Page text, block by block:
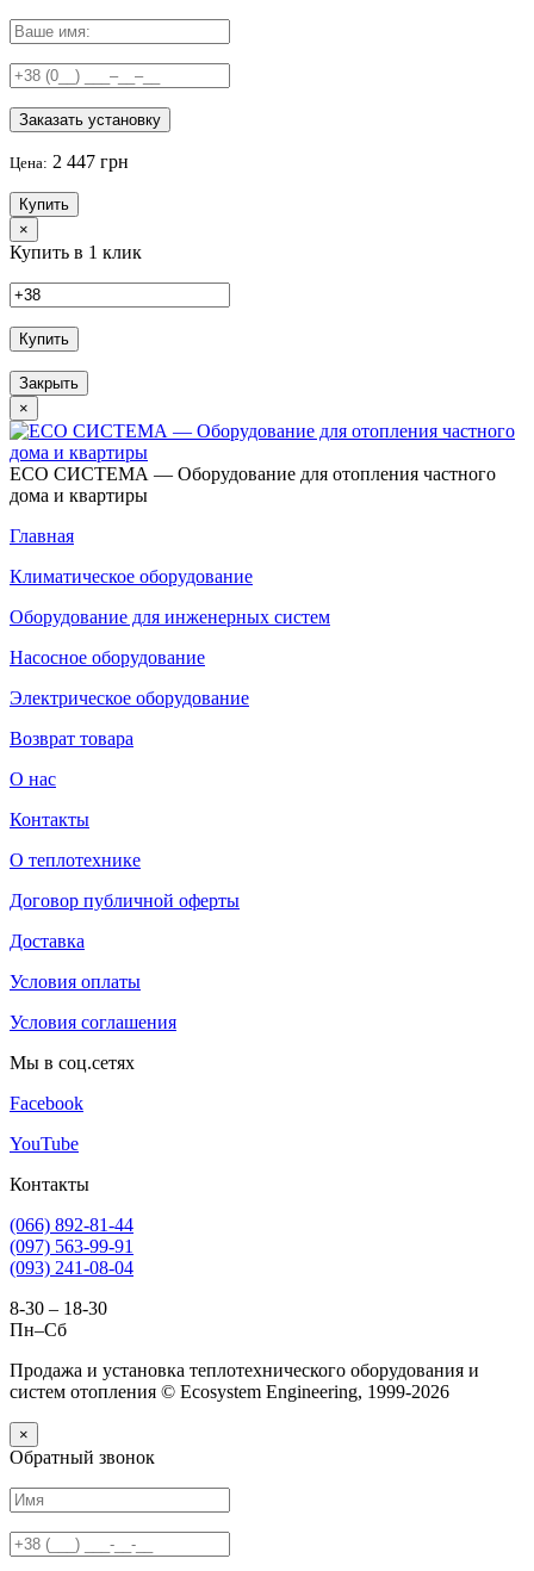
Заказать установку
Цена: 2 447 грн
Купить
×
Купить в 1 клик
Купить
Закрыть
×
ECO СИСТЕМА — Оборудование для отопления частного
дома и квартиры
Главная
Климатическое оборудование
Оборудование для инженерных систем
Насосное оборудование
Электрическое оборудование
Возврат товара
О нас
Контакты
О теплотехнике
Договор публичной оферты
Доставка
Условия оплаты
Условия соглашения
Мы в соц.сетях
Facebook
YouTube
Контакты
(066) 892-81-44
(097) 563-99-91
(093) 241-08-04
8-30 – 18-30
Пн–Сб
Продажа и установка теплотехнического оборудования и
систем отопления © Ecosystem Engineering, 1999-2026
×
Обратный звонок